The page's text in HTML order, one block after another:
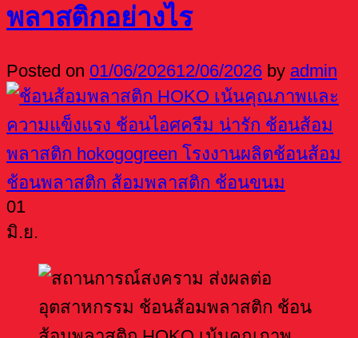
พลาสติกอย่างไร
Posted on 01/06/202612/06/2026 by admin
01
มิ.ย.